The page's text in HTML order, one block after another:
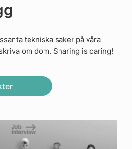
tekniska saker på våra
om dom. Sharing is caring!